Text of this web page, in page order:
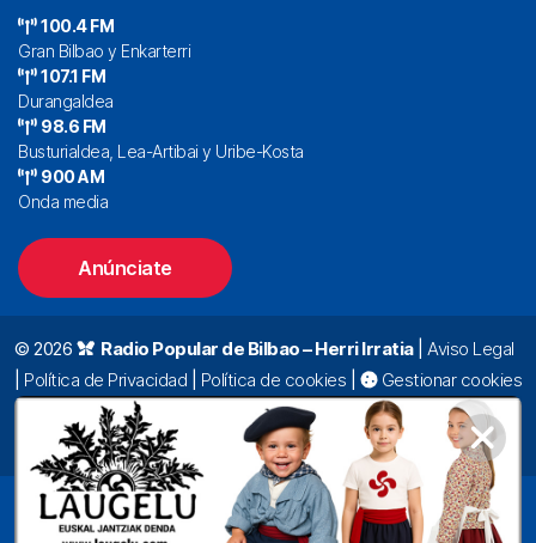
100.4 FM
Gran Bilbao y Enkarterri
107.1 FM
Durangaldea
98.6 FM
Busturialdea, Lea-Artibai y Uribe-Kosta
900 AM
Onda media
Anúnciate
© 2026 Radio Popular de Bilbao – Herri Irratia| Aviso Legal
Política de Privacidad Política de cookies
Gestionar cookies
Alda. Mazarredo, 47 – 7º 48009 Bilbao |
94 423 92 00|
oyentes@radiopopular.com